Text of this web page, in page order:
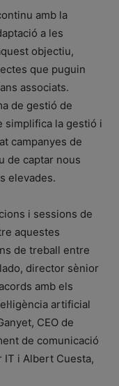
amb la
a les
objectiu,
que puguin
associats.
de gestió de
simplifica la gestió i
campanyes de
de captar nous
elevades.
i sessions de
aquestes
de treball entre
director sènior
amb els
artificial
CEO de
de comunicació
IT i Albert Cuesta,